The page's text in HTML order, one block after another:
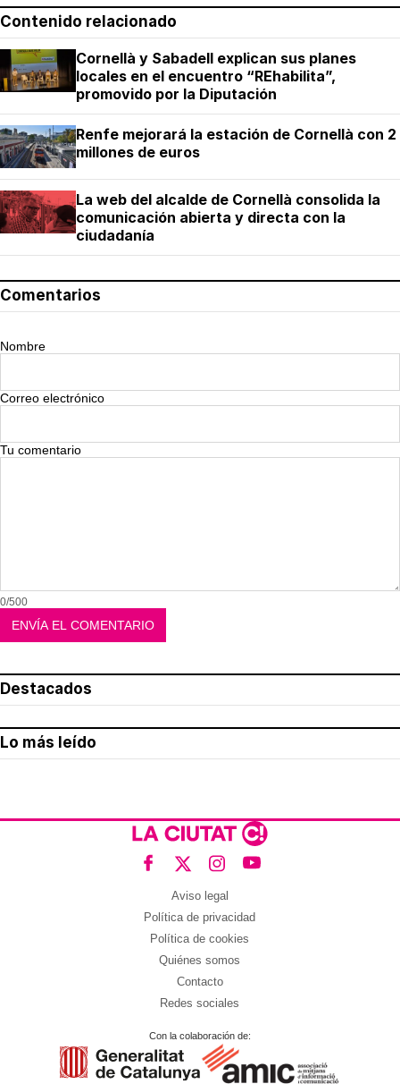
Contenido relacionado
Cornellà y Sabadell explican sus planes
locales en el encuentro “REhabilita”,
promovido por la Diputación
Renfe mejorará la estación de Cornellà con 2
millones de euros
La web del alcalde de Cornellà consolida la
comunicación abierta y directa con la
ciudadanía
Comentarios
Nombre
Correo electrónico
Tu comentario
0/500
Destacados
Lo más leído
Aviso legal
Política de privacidad
Política de cookies
Quiénes somos
Contacto
Redes sociales
Con la colaboración de: